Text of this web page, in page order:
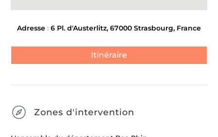
Adresse : 6 Pl. d'Austerlitz, 67000 Strasbourg, France
Itinéraire
Zones d'intervention